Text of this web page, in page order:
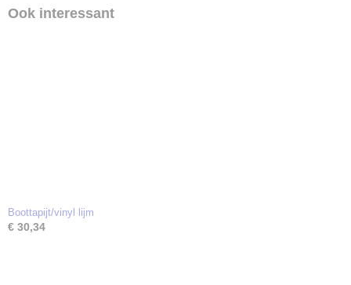
Ook interessant
Boottapijt/vinyl lijm
€ 30,34